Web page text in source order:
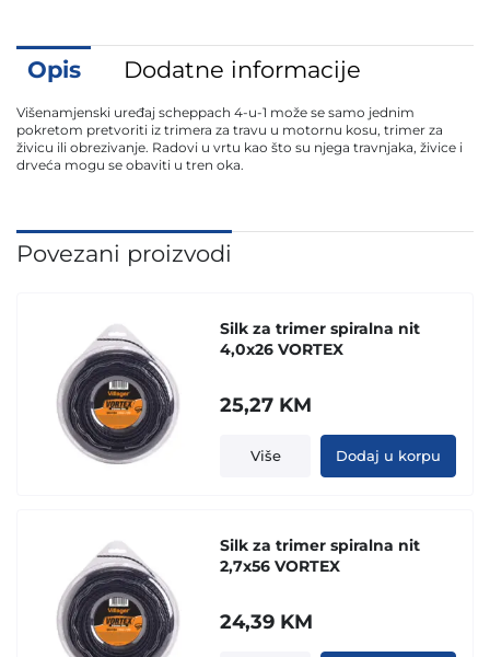
Opis Dodatne informacije
Višenamjenski uređaj scheppach 4-u-1 može se samo jednim
pokretom pretvoriti iz trimera za travu u motornu kosu, trimer za
živicu ili obrezivanje. Radovi u vrtu kao što su njega travnjaka, živice i
drveća mogu se obaviti u tren oka.
Povezani proizvodi
Silk za trimer spiralna nit
4,0x26 VORTEX
25,27 KM
Više Dodaj u korpu
Silk za trimer spiralna nit
2,7x56 VORTEX
24,39 KM